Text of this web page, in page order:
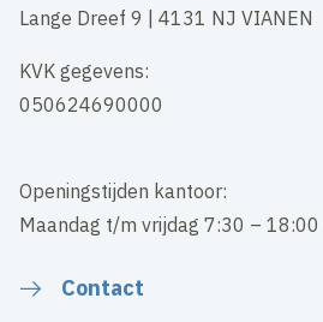
Lange Dreef 9 | 4131 NJ VIANEN
KVK gegevens:
050624690000
Openingstijden kantoor:
Maandag t/m vrijdag 7:30 – 18:00
Contact